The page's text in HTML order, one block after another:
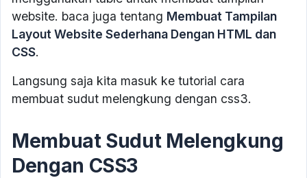
website. baca juga tentang Membuat Tampilan
Layout Website Sederhana Dengan HTML dan
CSS.
Langsung saja kita masuk ke tutorial cara
membuat sudut melengkung dengan css3.
Membuat Sudut Melengkung
Dengan CSS3